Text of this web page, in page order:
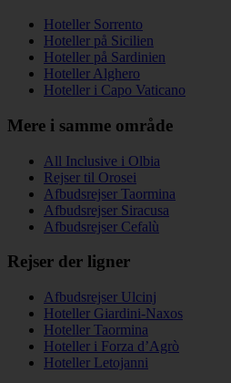
Hoteller Sorrento
Hoteller på Sicilien
Hoteller på Sardinien
Hoteller Alghero
Hoteller i Capo Vaticano
Mere i samme område
All Inclusive i Olbia
Rejser til Orosei
Afbudsrejser Taormina
Afbudsrejser Siracusa
Afbudsrejser Cefalù
Rejser der ligner
Afbudsrejser Ulcinj
Hoteller Giardini-Naxos
Hoteller Taormina
Hoteller i Forza d’Agrò
Hoteller Letojanni